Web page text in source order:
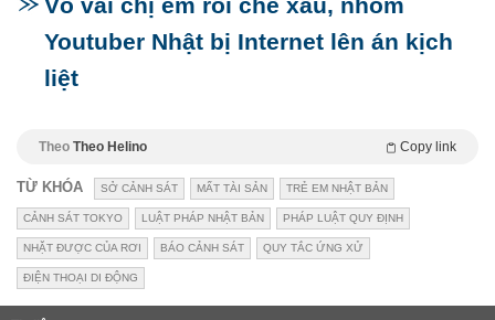
Youtuber Nhật bị Internet lên án kịch
liệt
Theo Theo Helino Copy link
TỪ KHÓA SỞ CẢNH SÁT MẤT TÀI SẢN TRẺ EM NHẬT BẢN
CẢNH SÁT TOKYO LUẬT PHÁP NHẬT BẢN PHÁP LUẬT QUY ĐỊNH
NHẶT ĐƯỢC CỦA RƠI BÁO CẢNH SÁT QUY TẮC ỨNG XỬ
ĐIỆN THOẠI DI ĐỘNG